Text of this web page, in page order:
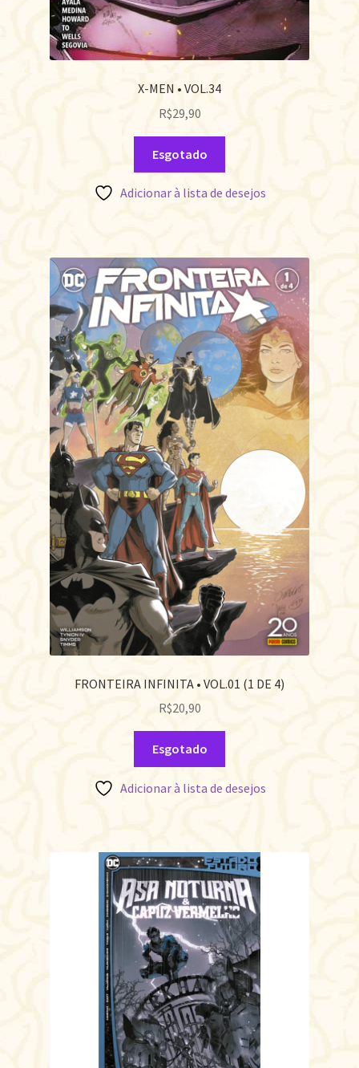
X-MEN • VOL.34
R$29,90
Esgotado
Adicionar à lista de desejos
FRONTEIRA INFINITA • VOL.01 (1 DE 4)
R$20,90
Esgotado
Adicionar à lista de desejos